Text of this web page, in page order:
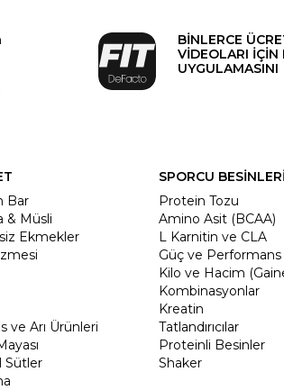
BİNLERCE
VİDEOLARI İÇİN
UYGULAMASINI
Bar
& Müsli
Ekmekler
ve Arı Ürünleri
Sütler
SPORCU
Protein Tozu
Amino Asit (BCAA)
L Karnitin ve CLA
Güç ve Performans
Kilo ve Hacim
Kombinasyonlar
Kreatin
Tatlandırıcılar
Proteinli Besinler
Shaker